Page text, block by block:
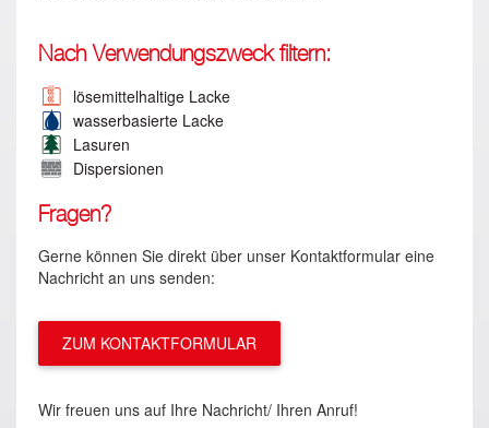
Nach Verwendungszweck filtern:
lösemittelhaltige Lacke
wasserbasierte Lacke
Lasuren
Dispersionen
Fragen?
Gerne können Sie direkt über unser Kontaktformular eine
Nachricht an uns senden:
ZUM KONTAKTFORMULAR
Wir freuen uns auf Ihre Nachricht/ Ihren Anruf!